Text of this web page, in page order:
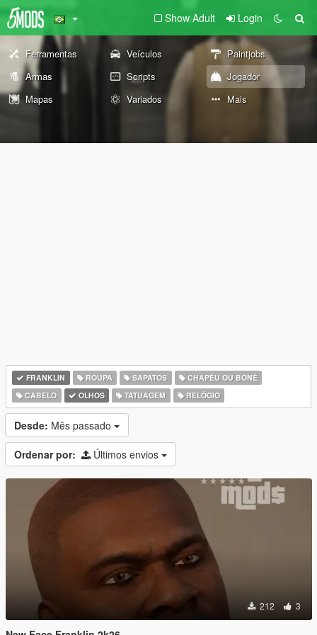
Show Adult Login
Ferramentas Veículos
Paintjobs
Armas
Scripts
Jogador
Mapas
Variados Mais
FRANKLIN ROUPA SAPATOS
CHAPÉU OU BONÉ
CABELO
OLHOS TATUAGEM RELÓGIO
Desde: Mês passado
Ordenar por: Últimos envios
212 3